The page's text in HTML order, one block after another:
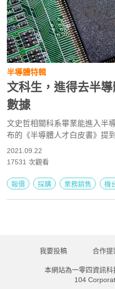
半導體特輯
文科生，進得去半
數據
文史哲相關科系畢業能進入半
布的《半導體人才白皮書》提
工背景提升至7%～20%。
2021.09.22
17531 次觀看
報價 採購 業務銷售 機
我要投稿 合作提
本網站為一零四資訊
104